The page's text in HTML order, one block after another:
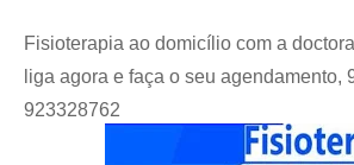
Fisioterapia ao domicílio com a
liga agora e faça o seu agendamento,
923328762